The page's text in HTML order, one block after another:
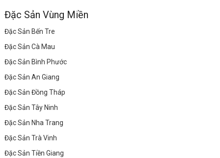
Đặc Sản Vùng Miền
Đặc Sản Bến Tre
Đặc Sản Cà Mau
Đặc Sản Bình Phước
Đặc Sản An Giang
Đặc Sản Đồng Tháp
Đặc Sản Tây Ninh
Đặc Sản Nha Trang
Đặc Sản Trà Vinh
Đặc Sản Tiền Giang